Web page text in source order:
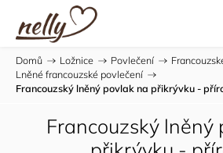
Domů / Ložnice / Povlečení /
Lněné francouzské povlečení /
Francouzský lněný povlak na přikrývku -
Francouzský lněný